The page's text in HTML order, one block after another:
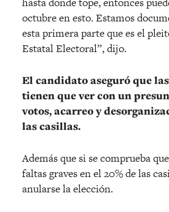
octubre en esto. Estamos
esta primera parte que es el
Estatal Electoral”, dijo.
El candidato aseguró que
tienen que ver con un
votos, acarreo y
las casillas.
Además que si se comprueba
faltas graves en el 20% de las
anularse la elección.